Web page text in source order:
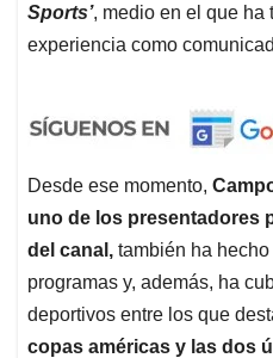
Sports’, medio en el que ha
experiencia como
Desde ese momento,
uno de los presentadores
del canal, también ha
programas y, además, ha
deportivos entre los que
copas américas y las dos